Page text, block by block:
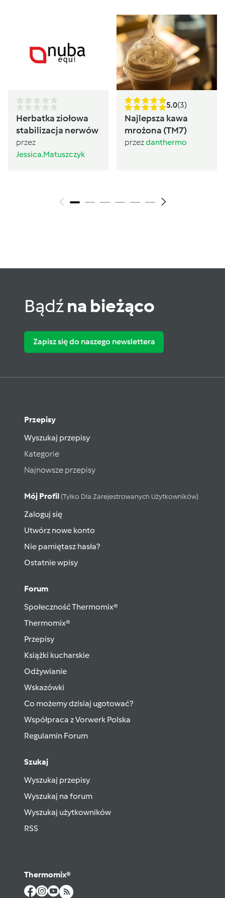
Herbatka ziołowa
stabilizacja nerwów
przez
Jessica.Matuszczyk
5.0(3)
Najlepsza kawa
mrożona (TM7)
przezdanthermo
Bądźna bieżąco
Zapisz się do naszego newslettera
Przepisy
Wyszukaj przepisy
Kategorie
Najnowsze przepisy
Mój Profil (tylko Dla Zarejestrowanych Użytkowników)
Zaloguj się
Utwórz nowe konto
Nie pamiętasz hasła?
Ostatnie wpisy
Forum
Społeczność Thermomix®
Thermomix®
Przepisy
Książki kucharskie
Odżywianie
Wskazówki
Co możemy dzisiaj ugotować?
Współpraca z Vorwerk Polska
Regulamin Forum
Szukaj
Wyszukaj przepisy
Wyszukaj na forum
Wyszukaj użytkowników
RSS
Thermomix®